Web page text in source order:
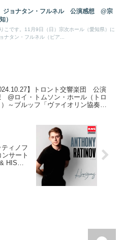
ジョナタン・フルネル 公演感想 @宗
）
こです。11月9日（日）宗次ホール（愛知県）に
ナタン・フルネル（ピア...
】トロント交響楽団 公演
@ロイ・トムソン・ホール（トロ
）～ブルッフ「ヴァイオリン協奏曲
ティノフ
ンサート
HIS